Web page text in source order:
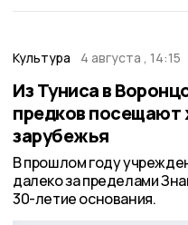
Культура 4 августа , 14:15
Из Туниса в
предков посещают
зарубежья
В прошлом году
далеко за пределами
30-летие основания.